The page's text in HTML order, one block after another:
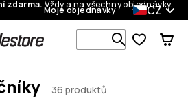
zdarma.Vždy a na všechny objednávky.
Moje objednávky CZ
Vyhledávej
Filtrování a třídění
36 produktů